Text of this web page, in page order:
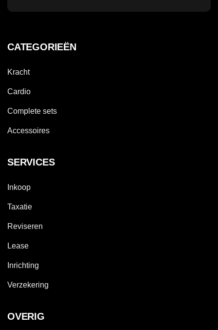
CATEGORIEËN
Kracht
Cardio
Complete sets
Accessoires
SERVICES
Inkoop
Taxatie
Reviseren
Lease
Inrichting
Verzekering
OVERIG